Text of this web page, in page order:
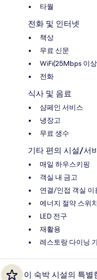
타월
전화 및 인터넷
책상
무료 신문
WiFi(25Mbps 이
전화
식사 및 음료
샴페인 서비스
냉장고
무료 생수
기타 편의 시설/서
매일 하우스키핑
객실 내 금고
연결/인접 객실 이
에너지 절약 스위치
LED 전구
재활용
레스토랑 다이닝
이 숙박 시설의 특별